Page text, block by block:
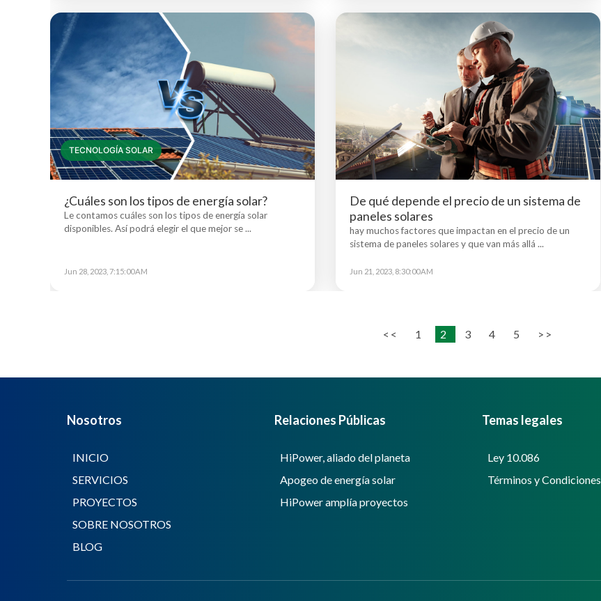
TECNOLOGÍA SOLAR
¿Cuáles son los tipos de energía solar?
Le contamos cuáles son los tipos de energía solar
disponibles. Así podrá elegir el que mejor se ...
Jun 28, 2023, 7:15:00 AM
De qué depende el precio de un sistema de
paneles solares
hay muchos factores que impactan en el precio de un
sistema de paneles solares y que van más allá ...
Jun 21, 2023, 8:30:00 AM
<< 1 2 3 4 5 >>
Nosotros
INICIO
SERVICIOS
PROYECTOS
SOBRE NOSOTROS
BLOG
Relaciones Públicas
HiPower, aliado del planeta
Apogeo de energía solar
HiPower amplía proyectos
Temas legales
Ley 10.086
Términos y Condiciones